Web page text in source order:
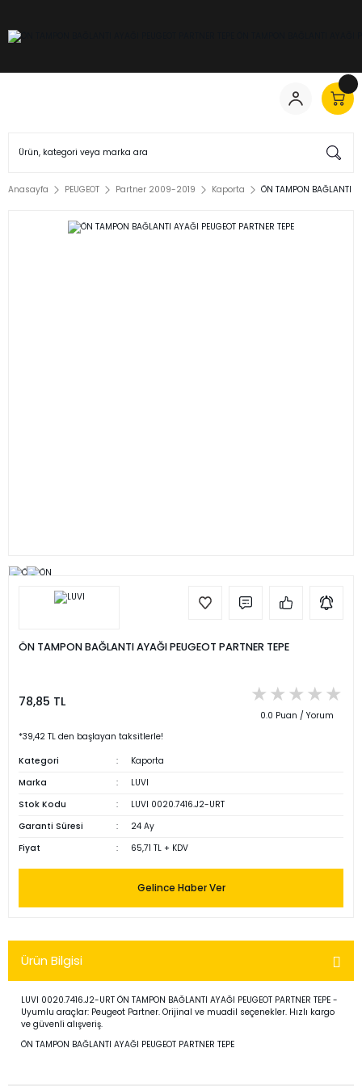
Anasayfa PEUGEOT Partner 2009-2019 Kaporta ÖN TAMPON BAĞLANTI
ÖN TAMPON BAĞLANTI AYAĞI PEUGEOT PARTNER TEPE
78,85 TL
0.0 Puan / Yorum
*39,42 TL den başlayan taksitlerle!
Kategori
Kaporta
Marka
LUVI
Stok Kodu
LUVI 0020.7416.J2-URT
Garanti Süresi
24 Ay
Fiyat
65,71 TL + KDV
Gelince Haber Ver
Ürün Bilgisi
LUVI 0020.7416.J2-URT ÖN TAMPON BAĞLANTI AYAĞI PEUGEOT PARTNER TEPE -
Uyumlu araçlar: Peugeot Partner. Orijinal ve muadil seçenekler. Hızlı kargo
ve güvenli alışveriş.
ÖN TAMPON BAĞLANTI AYAĞI PEUGEOT PARTNER TEPE